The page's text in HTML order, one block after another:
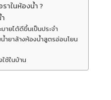
าในห้องน้ำ ?
ายได้ดีขึ้นเป็นประจำ
ำยาล้างห้องน้ำสูตรอ่อนโยน
ช้ในบ้าน